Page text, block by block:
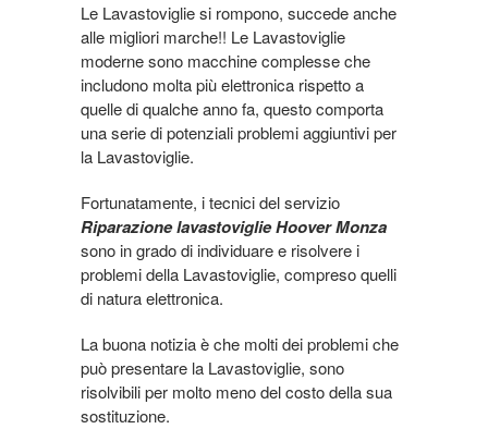
Le Lavastoviglie si rompono, succede anche
alle migliori marche!! Le Lavastoviglie
moderne sono macchine complesse che
includono molta più elettronica rispetto a
quelle di qualche anno fa, questo comporta
una serie di potenziali problemi aggiuntivi per
la Lavastoviglie.
Fortunatamente, i tecnici del servizio
Riparazione lavastoviglie Hoover Monza
sono in grado di individuare e risolvere i
problemi della Lavastoviglie, compreso quelli
di natura elettronica.
La buona notizia è che molti dei problemi che
può presentare la Lavastoviglie, sono
risolvibili per molto meno del costo della sua
sostituzione.